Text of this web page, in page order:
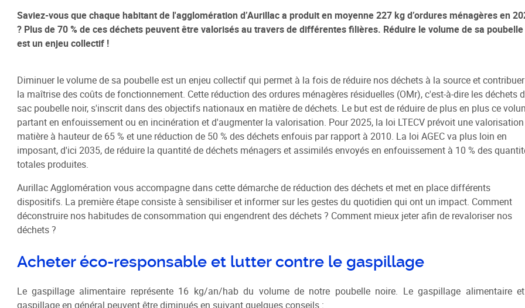
Habitat / Urbanisme
OPAH 2023-2027
Label Meublé Certifié
Permis de construire
Plan Local d'Urbanisme
intercommunal - PLUi
Révision du PLUi-H
PLUi - Sites Patrimoniaux
Remarquables
Programme Local de l'Habitat
Règlement Local de Publicité
Schéma de COhérence Territoriale
Projet de Renouvellement Urbain
"Ré-inventons Marmiers"
Politique d'Attribution des
Logements Sociaux
Accueil des gens du voyage
Saviez-vous que chaque habitant de l'agglomération d’Aurillac a produit en moyenne 227 kg d’ordures ménagères en
? Plus de 70 % de ces déchets peuvent être valorisés au travers de différentes filières. Réduire le volume de sa poubelle
est un enjeu collectif !
Diminuer le volume de sa poubelle est un enjeu collectif qui permet à la fois de réduire nos déchets à la source et
la maîtrise des coûts de fonctionnement. Cette réduction des ordures ménagères résiduelles (OMr), c'est-à-dire les déchets
sac poubelle noir, s'inscrit dans des objectifs nationaux en matière de déchets. Le but est de réduire de plus en plus ce
partant en enfouissement ou en incinération et d'augmenter la valorisation. Pour 2025, la loi LTECV prévoit une valorisation
matière à hauteur de 65 % et une réduction de 50 % des déchets enfouis par rapport à 2010. La loi AGEC va plus loin en
imposant, d'ici 2035, de réduire la quantité de déchets ménagers et assimilés envoyés en enfouissement à 10 % des
totales produites.
Aurillac Agglomération vous accompagne dans cette démarche de réduction des déchets et met en place différents
dispositifs. La première étape consiste à sensibiliser et informer sur les gestes du quotidien qui ont un impact. Comment
déconstruire nos habitudes de consommation qui engendrent des déchets ? Comment mieux jeter afin de revaloriser nos
déchets ?
Acheter éco-responsable et lutter contre le gaspillage
Le gaspillage alimentaire représente 16 kg/an/hab du volume de notre poubelle noire. Le gaspillage alimentaire
gaspillage en général peuvent être diminués en suivant quelques conseils :